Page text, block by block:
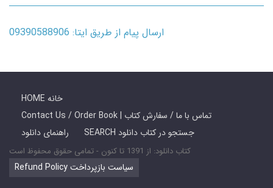
ارسال پیام از طریق ایتا: 09390588906
HOME خانه
Contact Us / Order Book | تماس با ما / سفارش کتاب
راهنمای دانلود
SEARCH جستجو در کتاب دانلود
کتاب دانلود: از 1391 تا کنون - تمامی حقوق محفوظ است
Refund Policy سیاست بازپرداخت